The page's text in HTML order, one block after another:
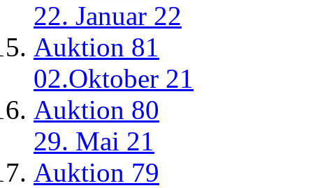
22. Januar 22
Auktion 81
02.Oktober 21
Auktion 80
29. Mai 21
Auktion 79